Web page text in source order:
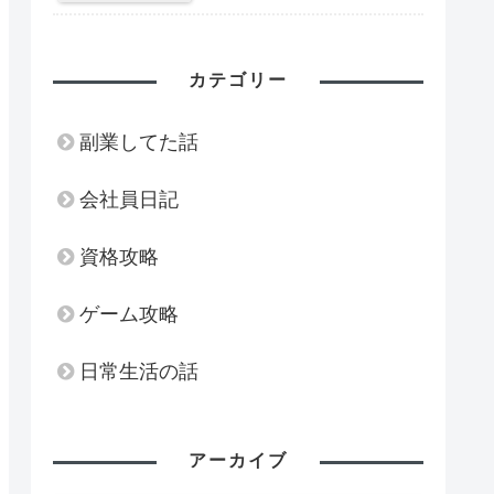
カテゴリー
副業してた話
会社員日記
資格攻略
ゲーム攻略
日常生活の話
アーカイブ